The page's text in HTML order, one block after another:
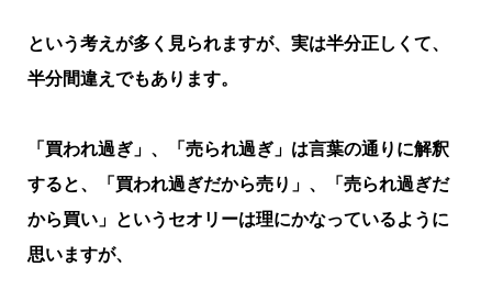
という考えが多く見られますが、実は半分正しくて、
半分間違えでもあります。
「買われ過ぎ」、「売られ過ぎ」は言葉の通りに解釈
すると、「買われ過ぎだから売り」、「売られ過ぎだ
から買い」というセオリーは理にかなっているように
思いますが、